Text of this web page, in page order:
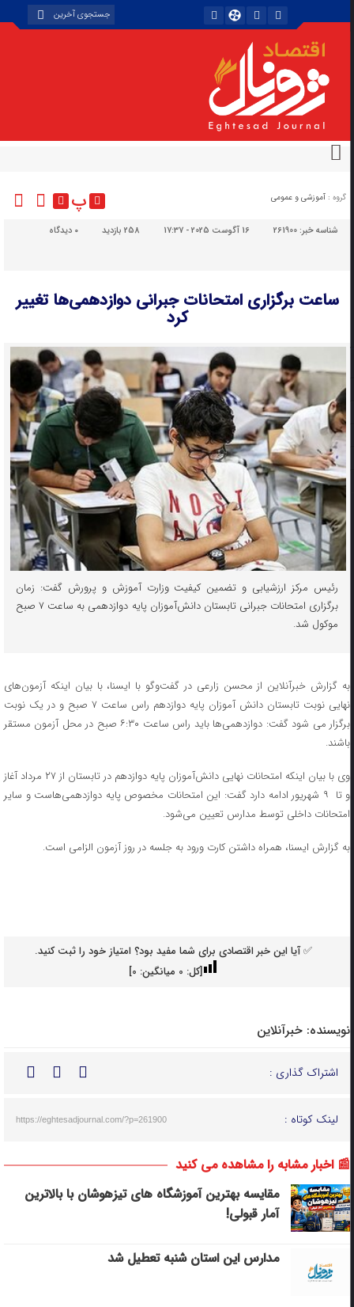
گروه : آموزشی و عمومی پ
شناسه خبر:261900 16 آگوست 2025 - 17:37 258 بازدید دیدگاه
ساعت برگزاری امتحانات جبرانی دوازدهمی‌ها تغییر
کرد
رئیس مرکز ارزشیابی و تضمین کیفیت وزارت آموزش و پرورش گفت: زمان
برگزاری امتحانات جبرانی تابستان دانش‌آموزان پایه دوازدهمی به ساعت ۷ صبح
موکول شد.
به گزارش خبرآنلاین از محسن زارعی در گفت‌وگو با ایسنا، با بیان اینکه آزمون‌های
نهایی نوبت تابستان دانش آموزان پایه دوازدهم راس ساعت ۷ صبح و در یک نوبت
برگزار می شود گفت: دوازدهمی‌ها باید راس ساعت ۶:۳۰ صبح در محل آزمون مستقر
باشند.
وی با بیان اینکه امتحانات نهایی دانش‌آموزان پایه دوازدهم در تابستان از ۲۷ مرداد آغاز
و تا ۹ شهریور ادامه دارد گفت: این امتحانات مخصوص پایه دوازدهمی‌هاست و سایر
امتحانات داخلی توسط مدارس تعیین می‌شود.
به گزارش ایسنا، همراه داشتن کارت ورود به جلسه در روز آزمون الزامی است.
✅ آیا این خبر اقتصادی برای شما مفید بود؟ امتیاز خود را ثبت کنید.
[کل: 0میانگین: 0
]
نویسنده: خبرآنلاین
اشتراک گذاری :
لینک کوتاه : https://eghtesadjournal.com/?p=261900
📰 اخبار مشابه را مشاهده می کنید
مقایسه بهترین آموزشگاه های تیزهوشان با بالاترین
آمار قبولی!
مدارس این استان شنبه تعطیل شد